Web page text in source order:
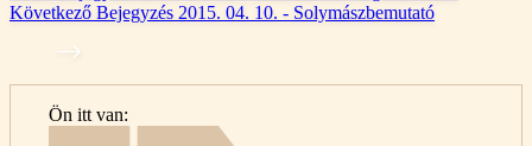
Következő Bejegyzés 2015. 04. 10. - Solymászbemutató
Ön itt van: